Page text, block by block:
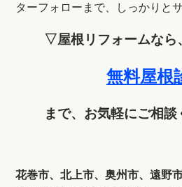
ターフォローまで、しっかりと
▽屋根リフォームなら
無料屋根
まで、お気軽にご相談
花巻市、北上市、奥州市、遠野